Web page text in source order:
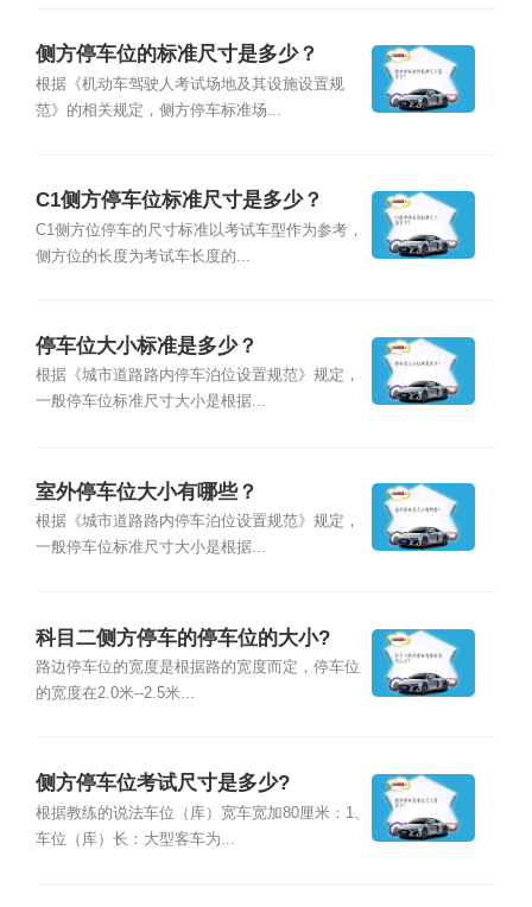
侧方停车位的标准尺寸是多少？
根据《机动车驾驶人考试场地及其设施设置规
范》的相关规定，侧方停车标准场...
C1侧方停车位标准尺寸是多少？
C1侧方位停车的尺寸标准以考试车型作为参考，
侧方位的长度为考试车长度的...
停车位大小标准是多少？
根据《城市道路路内停车泊位设置规范》规定，
一般停车位标准尺寸大小是根据...
室外停车位大小有哪些？
根据《城市道路路内停车泊位设置规范》规定，
一般停车位标准尺寸大小是根据...
科目二侧方停车的停车位的大小?
路边停车位的宽度是根据路的宽度而定，停车位
的宽度在2.0米--2.5米...
侧方停车位考试尺寸是多少?
根据教练的说法车位（库）宽车宽加80厘米：1、
车位（库）长：大型客车为...